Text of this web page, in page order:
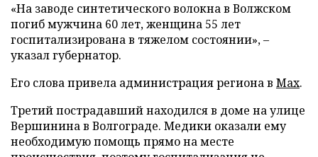
«На заводе синтетического волокна в Волжском
погиб мужчина 60 лет, женщина 55 лет
госпитализирована в тяжелом состоянии», –
указал губернатор.
Его слова привела администрация региона в Max.
Третий пострадавший находился в доме на улице
Вершинина в Волгограде. Медики оказали ему
необходимую помощь прямо на месте